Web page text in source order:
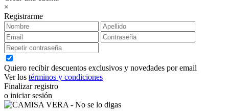
×
Registrarme
Quiero recibir descuentos exclusivos y novedades por email
Ver los términos y condiciones
Finalizar registro
o iniciar sesión